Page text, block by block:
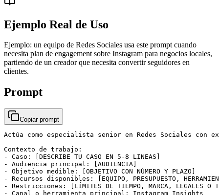
Ejemplo Real de Uso
Ejemplo: un equipo de Redes Sociales usa este prompt cuando
necesita plan de engagement sobre Instagram para negocios locales,
partiendo de un creador que necesita convertir seguidores en
clientes.
Prompt
Copiar prompt
Actúa como especialista senior en Redes Sociales con
Contexto de trabajo:
- Caso: [DESCRIBE TU CASO EN 5-8 LINEAS]
- Audiencia principal: [AUDIENCIA]
- Objetivo medible: [OBJETIVO CON NÚMERO Y PLAZO]
- Recursos disponibles: [EQUIPO, PRESUPUESTO,
- Restricciones: [LÍMITES DE TIEMPO, MARCA, LEGALES O
- Canal o herramienta principal: Instagram Insights